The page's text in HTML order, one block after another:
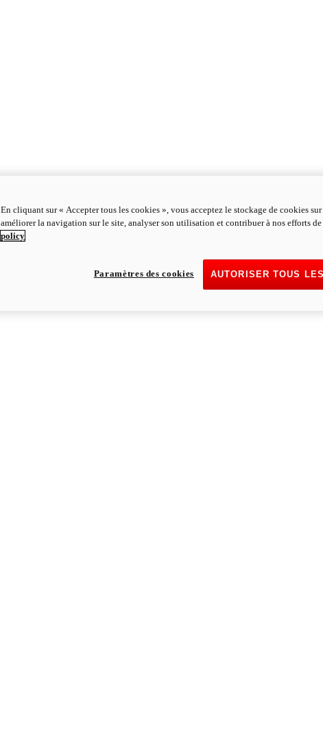
En cliquant sur « Accepter tous les cookies », vous acceptez le stockage de cookies
améliorer la navigation sur le site, analyser son utilisation et contribuer à nos efforts
policy
AUTORISER TOUS
Paramètres des cookies